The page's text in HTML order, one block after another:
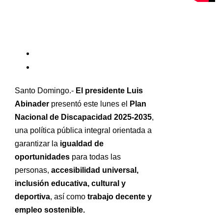
Santo Domingo.- El presidente Luis
Abinader presentó este lunes el
Plan
Nacional de Discapacidad 2025-2035,
una política pública integral orientada a
garantizar la igualdad de
oportunidades para todas las
personas, accesibilidad universal,
inclusión educativa, cultural y
deportiva, así como trabajo decente y
empleo sostenible.